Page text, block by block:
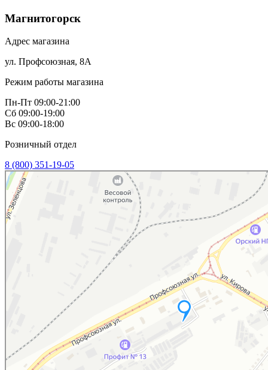
Магнитогорск
Адрес магазина
ул. Профсоюзная, 8А
Режим работы магазина
Пн-Пт 09:00-21:00
Сб 09:00-19:00
Вс 09:00-18:00
Розничный отдел
8 (800) 351-19-05